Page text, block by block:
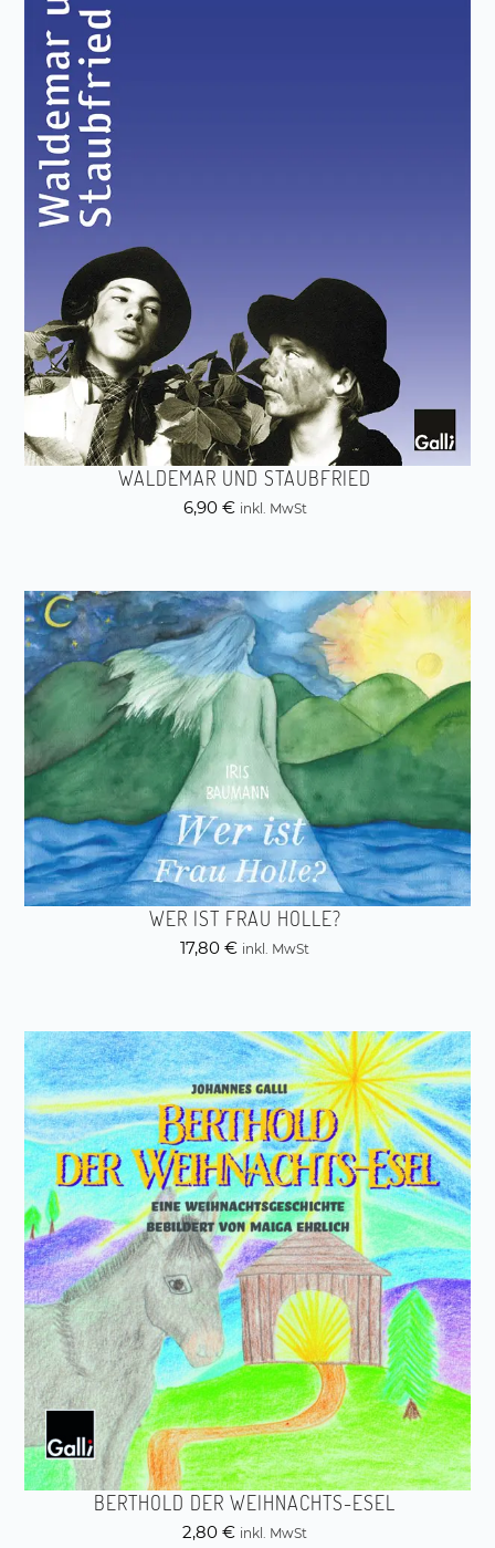
WALDEMAR UND STAUBFRIED
6,90 € inkl. MwSt
WER IST FRAU HOLLE?
17,80 € inkl. MwSt
BERTHOLD DER WEIHNACHTS-ESEL
2,80 € inkl. MwSt